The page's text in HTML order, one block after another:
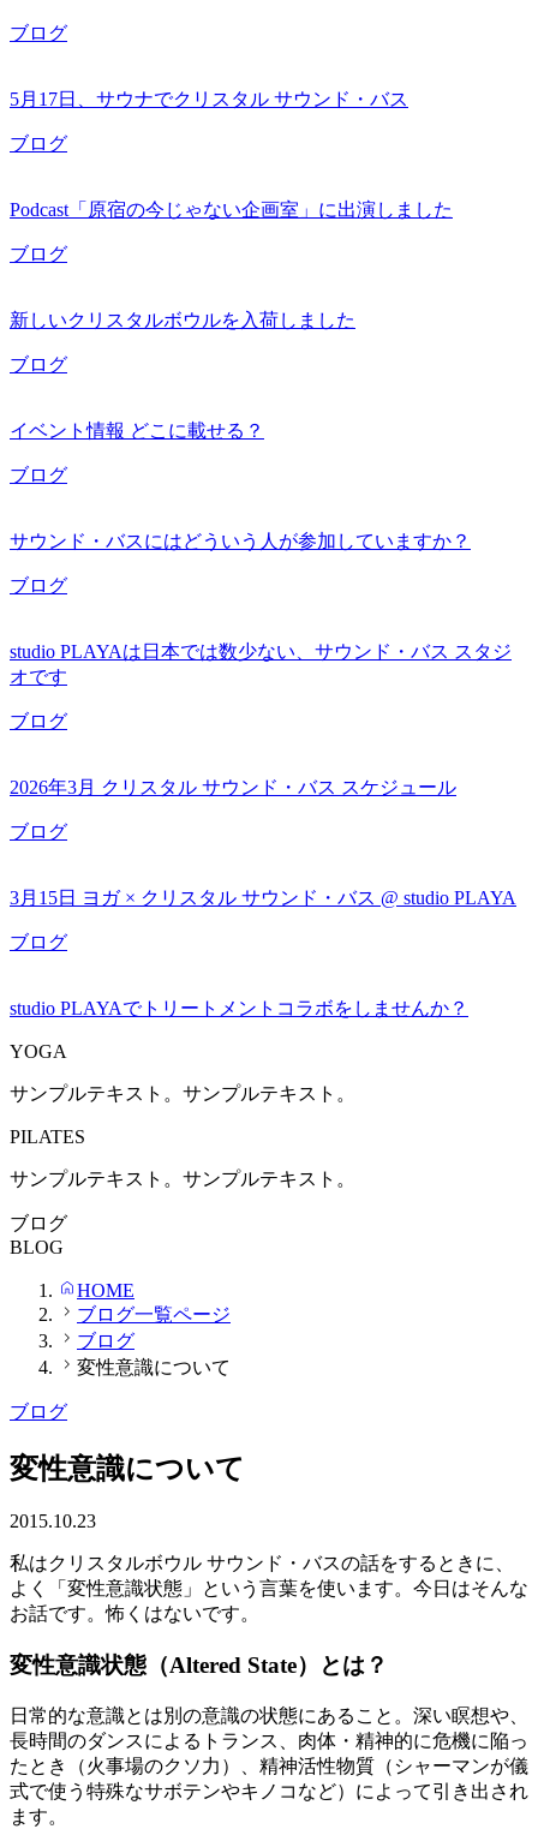
ブログ
5月17日、サウナでクリスタル サウンド・バス
ブログ
Podcast「原宿の今じゃない企画室」に出演しました
ブログ
新しいクリスタルボウルを入荷しました
ブログ
イベント情報 どこに載せる？
ブログ
サウンド・バスにはどういう人が参加していますか？
ブログ
studio PLAYAは日本では数少ない、サウンド・バス スタジ
オです
ブログ
2026年3月 クリスタル サウンド・バス スケジュール
ブログ
3月15日 ヨガ × クリスタル サウンド・バス @ studio PLAYA
ブログ
studio PLAYAでトリートメントコラボをしませんか？
YOGA
サンプルテキスト。サンプルテキスト。
PILATES
サンプルテキスト。サンプルテキスト。
ブログ
BLOG
HOME
ブログ一覧ページ
ブログ
変性意識について
ブログ
変性意識について
2015.10.23
私はクリスタルボウル サウンド・バスの話をするときに、
よく「変性意識状態」という言葉を使います。今日はそんな
お話です。怖くはないです。
変性意識状態（Altered State）とは？
日常的な意識とは別の意識の状態にあること。深い瞑想や、
長時間のダンスによるトランス、肉体・精神的に危機に陥っ
たとき（火事場のクソ力）、精神活性物質（シャーマンが儀
式で使う特殊なサボテンやキノコなど）によって引き出され
ます。